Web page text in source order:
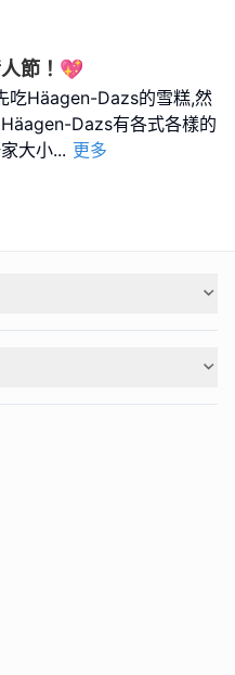
節！💖
吃Häagen-Dazs的雪糕,然
Dazs有各式各樣的
大小... 更多